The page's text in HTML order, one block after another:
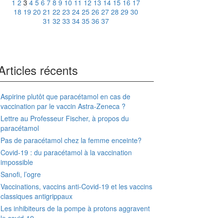
1 2 3 4 5 6 7 8 9 10 11 12 13 14 15 16 17
18 19 20 21 22 23 24 25 26 27 28 29 30
31 32 33 34 35 36 37
récents
Aspirine plutôt que paracétamol en cas de
vaccination par le vaccin Astra-Zeneca ?
Lettre au Professeur Fischer, à propos du
paracétamol
Pas de paracétamol chez la femme enceinte?
Covid-19 : du paracétamol à la vaccination
impossible
Sanofi, l’ogre
Vaccinations, vaccins anti-Covid-19 et les vaccins
classiques antigrippaux
Les inhibiteurs de la pompe à protons aggravent